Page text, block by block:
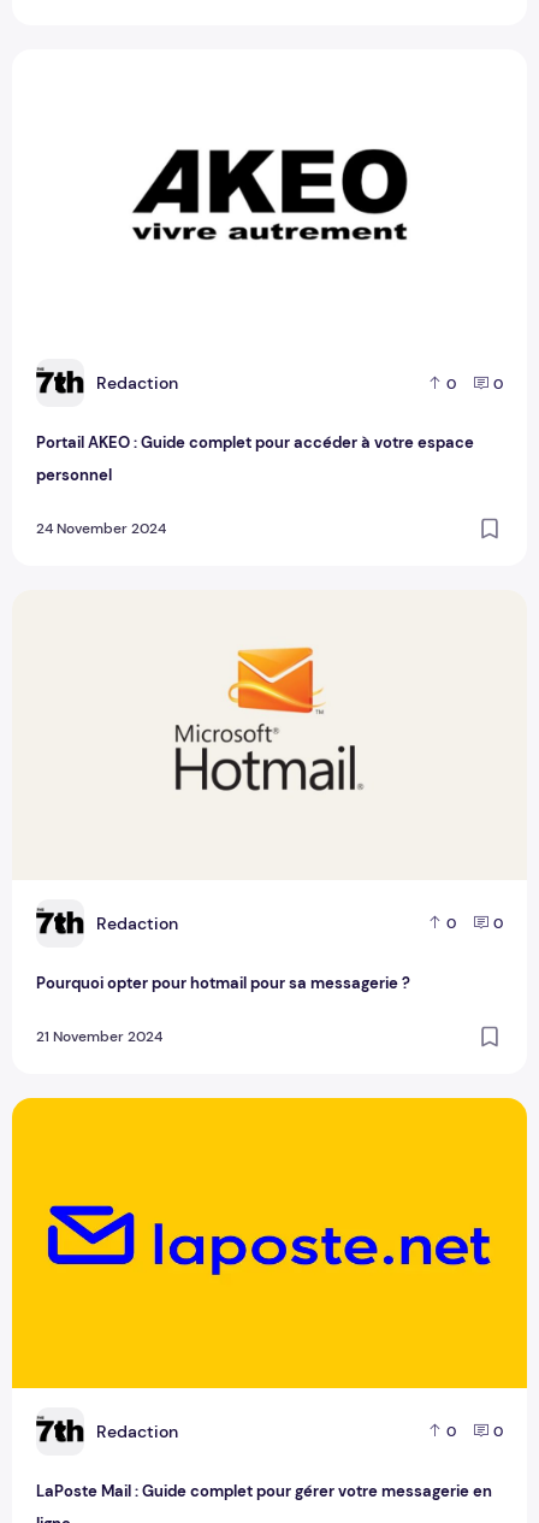
R Redaction 0 0
Portail AKEO : Guide complet pour accéder à votre espace
personnel
24 November 2024
R Redaction 0 0
Pourquoi opter pour hotmail pour sa messagerie ?
21 November 2024
R Redaction 0 0
LaPoste Mail : Guide complet pour gérer votre messagerie en
LaPoste Mail : Guide complet pour gérer votre messagerie